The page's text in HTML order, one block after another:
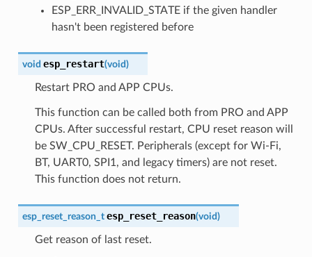
ESP_ERR_INVALID_STATE if the given handler
hasn't been registered before
void esp_restart(void)
Restart PRO and APP CPUs.
This function can be called both from PRO and APP
CPUs. After successful restart, CPU reset reason will
be SW_CPU_RESET. Peripherals (except for Wi-Fi,
BT, UART0, SPI1, and legacy timers) are not reset.
This function does not return.
esp_reset_reason_t esp_reset_reason(void)
Get reason of last reset.